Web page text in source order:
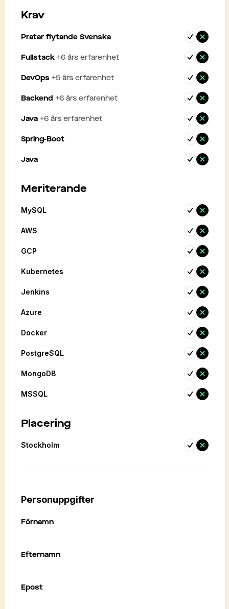
Krav
Pratar flytande Svenska
Fullstack +6 års erfarenhet
DevOps +5 års erfarenhet
Backend +6 års erfarenhet
Java +6 års erfarenhet
Spring-Boot
Java
Meriterande
MySQL
AWS
GCP
Kubernetes
Jenkins
Azure
Docker
PostgreSQL
MongoDB
MSSQL
Placering
Stockholm
Personuppgifter
Förnamn
Efternamn
Epost